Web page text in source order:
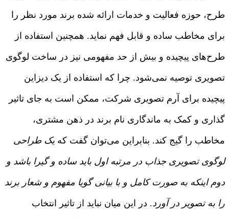
طرح، حوزه فعالیت و خدمات ارائه شده برند مورد نظر را
برای مخاطب ساده و قابل فهم نماید. همچنین استفاده از
طرح‌های پیچیده و بیش از حد مفهومی نیز در ساخت لوگوی
تصویری توصیه نمی‌شود. چرا که استفاده از یک دیزاین
پیچیده برای آرم تصویری شرکت، ممکن است به جای تاثیر
گذاری و کمک به ماندگاری نام برند در ذهن مشتری،
مخاطب را گیج کند. بنابراین می‌توان گفت که یک طراحی
لوگوی تصویری جذاب در مرتبه اول باید ساده و گیرا باشد و
دوم اینکه به صورت کامل و با بیانی گویا مفهوم و شعار برند
را به تصویر در آورد. در این میان نباید از تاثیر انتخاب